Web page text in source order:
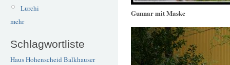
Lurchi
mehr
Schlagwortliste
Haus Hohenscheid Balkhauser
Gunnar mit Maske